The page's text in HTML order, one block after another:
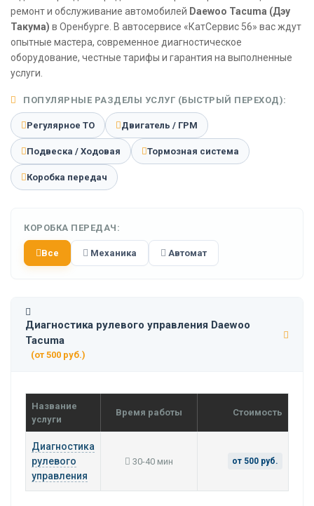
ремонт и обслуживание автомобилей Daewoo Tacuma (Дэу
Такума) в Оренбурге. В автосервисе «КатСервис 56» вас ждут
опытные мастера, современное диагностическое
оборудование, честные тарифы и гарантия на выполненные
услуги.
ПОПУЛЯРНЫЕ РАЗДЕЛЫ УСЛУГ (БЫСТРЫЙ ПЕРЕХОД):
Регулярное ТО Двигатель / ГРМ
Подвеска / Ходовая Тормозная система
Коробка передач
КОРОБКА ПЕРЕДАЧ:
Все Механика Автомат
Диагностика рулевого управления Daewoo
Tacuma
(от 500 руб.)
Название
услуги
Время работы Стоимость
Диагностика
рулевого
управления
30-40 мин от 500 руб.